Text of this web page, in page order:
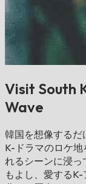
Visit South
Wave
韓国を想像するだ
K-ドラマのロケ
れるシーンに浸
もよし、愛する